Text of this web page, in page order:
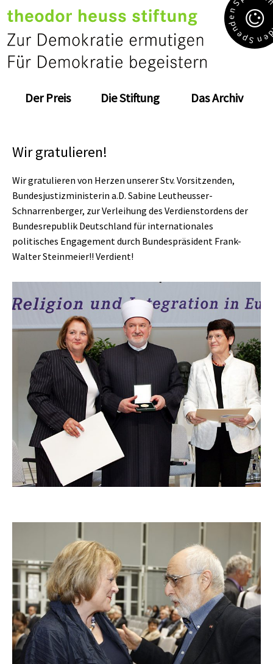
Der Preis Die Stiftung Das Archiv
S
p
e
n
d
e
n
S
e
n
Wir gratulieren!
Wir gratulieren von Herzen unserer Stv. Vorsitzenden,
Bundesjustizministerin a.D. Sabine Leutheusser-
Schnarrenberger, zur Verleihung des Verdienstordens der
Bundesrepublik Deutschland für internationales
politisches Engagement durch Bundespräsident Frank-
Walter Steinmeier!! Verdient!